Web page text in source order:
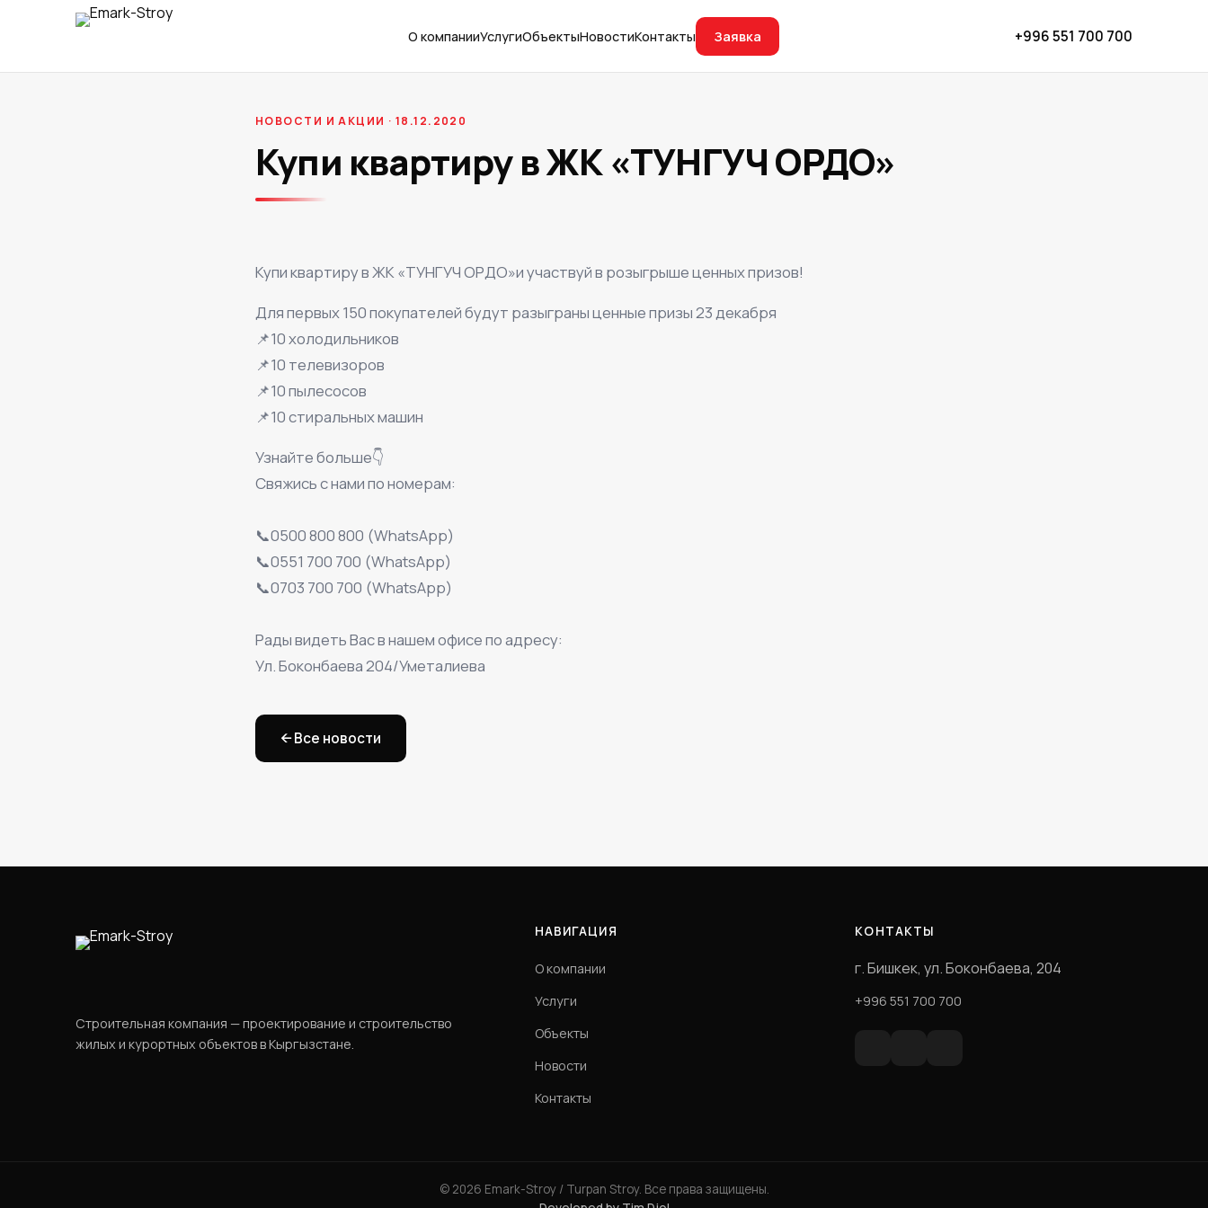
О компанииУслугиОбъектыНовостиКонтакты Заявка +996 551 700 700
НОВОСТИ И АКЦИИ · 18.12.2020
Купи квартиру в ЖК «ТУНГУЧ ОРДО»
Купи квартиру в ЖК «ТУНГУЧ ОРДО»и участвуй в розыгрыше ценных призов!
Для первых 150 покупателей будут разыграны ценные призы 23 декабря
📌10 холодильников
📌10 телевизоров
📌10 пылесосов
📌10 стиральных машин
Узнайте больше👇
Свяжись с нами по номерам:
📞0500 800 800 (WhatsApp)
📞0551 700 700 (WhatsApp)
📞0703 700 700 (WhatsApp)
Рады видеть Вас в нашем офисе по адресу:
Ул. Боконбаева 204/Уметалиева
← Все новости
Строительная компания — проектирование и строительство
жилых и курортных объектов в Кыргызстане.
НАВИГАЦИЯ
О компании
Услуги
Объекты
Новости
Контакты
КОНТАКТЫ
г. Бишкек, ул. Боконбаева, 204
+996 551 700 700
© 2026 Emark-Stroy / Turpan Stroy. Все права защищены.